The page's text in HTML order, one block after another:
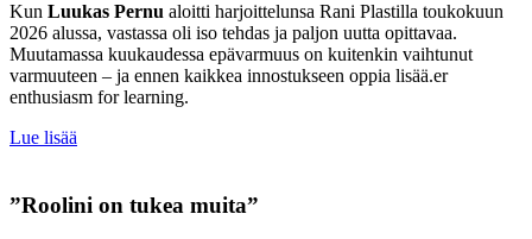
Kun Luukas Pernu aloitti harjoittelunsa Rani Plastilla toukokuun
2026 alussa, vastassa oli iso tehdas ja paljon uutta opittavaa.
Muutamassa kuukaudessa epävarmuus on kuitenkin vaihtunut
varmuuteen – ja ennen kaikkea innostukseen oppia lisää.er
enthusiasm for learning.
Lue lisää
”Roolini on tukea muita”